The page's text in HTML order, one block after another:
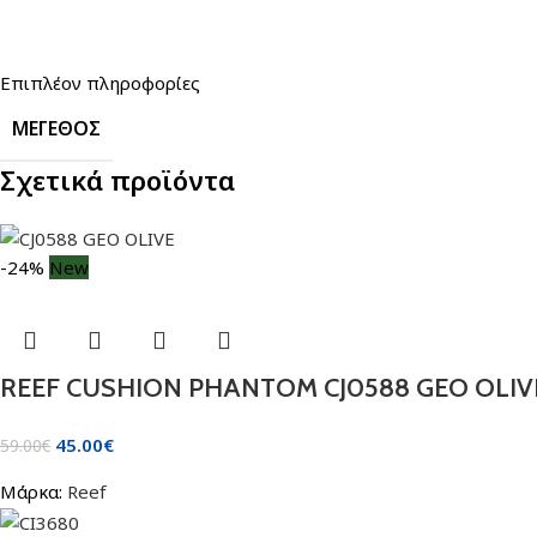
Επιπλέον πληροφορίες
ΜΈΓΕΘΟΣ
Σχετικά προϊόντα
-24% New
REEF CUSHION PHANTOM CJ0588 GEO
59.00€ 45.00€
Μάρκα: Reef